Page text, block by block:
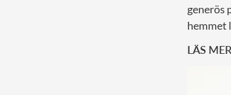
generös
hemmet
LÄS